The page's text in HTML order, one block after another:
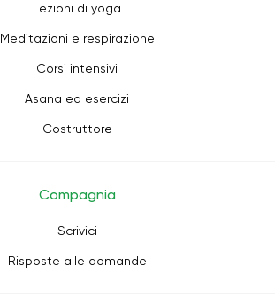
Lezioni di yoga
Meditazioni e respirazione
Corsi intensivi
Asana ed esercizi
Costruttore
Compagnia
Scrivici
Risposte alle domande